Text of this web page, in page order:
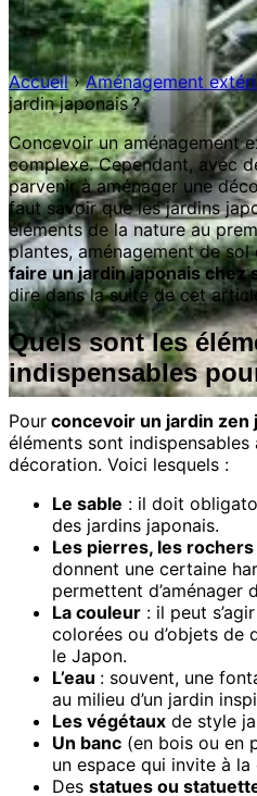
Accueil›Aménagement
jardin japonais ?
Concevoir un aménagement
complexe. Cependant, avec
parvenir à aménager une
faut savoir que les jardins
éléments de la nature au
plantes, aménagement de
faire un jardin japonais chez
dire dans la suite de cet
Quels sont les
indispensables
Pour concevoir un jardin zen
éléments sont indispensables
décoration. Voici lesquels :
Le sable : il doit
des jardins japonais.
Les pierres, les
donnent une certaine
permettent d’aménager
La couleur : il peut
colorées ou d’objets de
le Japon.
L’eau : souvent, une
au milieu d’un jardin
Les végétaux de style
Un banc (en bois ou en
un espace qui invite à la
Des statues ou